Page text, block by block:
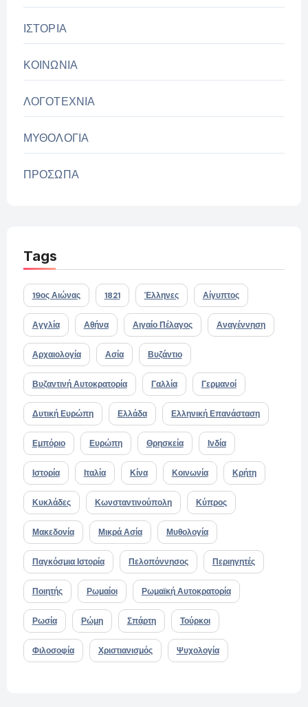
ΙΣΤΟΡΙΑ
ΚΟΙΝΩΝΙΑ
ΛΟΓΟΤΕΧΝΙΑ
ΜΥΘΟΛΟΓΙΑ
ΠΡΟΣΩΠΑ
Tags
19ος Αιώνας 1821 Έλληνες Αίγυπτος
Αγγλία Αθήνα Αιγαίο Πέλαγος Αναγέννηση
Αρχαιολογία Ασία Βυζάντιο
Βυζαντινή Αυτοκρατορία Γαλλία Γερμανοί
Δυτική Ευρώπη Ελλάδα Ελληνική Επανάσταση
Εμπόριο Ευρώπη Θρησκεία Ινδία
Ιστορία Ιταλία Κίνα Κοινωνία Κρήτη
Κυκλάδες Κωνσταντινούπολη Κύπρος
Μακεδονία Μικρά Ασία Μυθολογία
Παγκόσμια Ιστορία Πελοπόννησος Περιηγητές
Ποιητής Ρωμαίοι Ρωμαϊκή Αυτοκρατορία
Ρωσία Ρώμη Σπάρτη Τούρκοι
Φιλοσοφία Χριστιανισμός Ψυχολογία